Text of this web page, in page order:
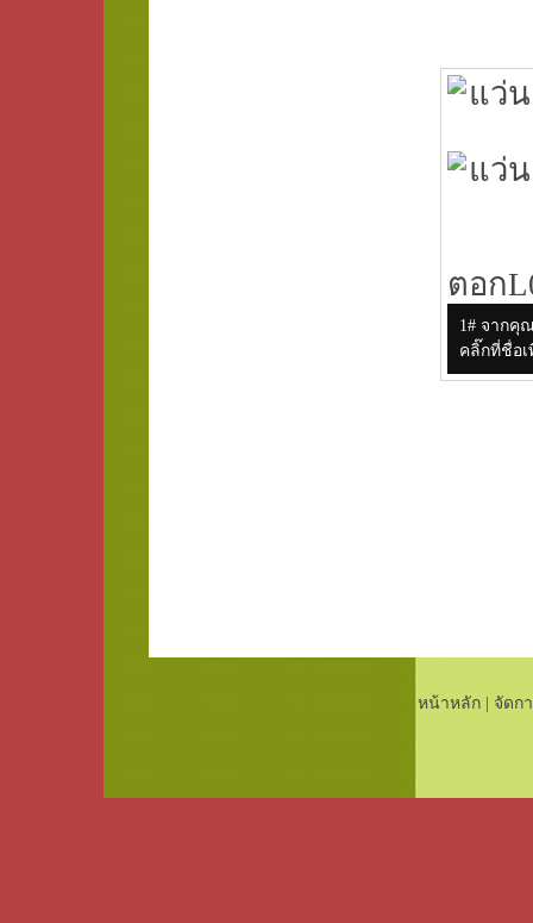
ตอก
1# จากคุ
คลิ๊กที่ชื่อ
หน้าหลัก| จัดก